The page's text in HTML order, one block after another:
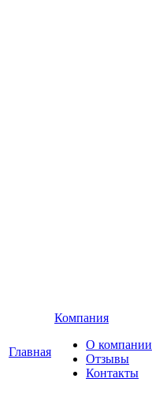
Главная
Компания
О компании
Отзывы
Контакты